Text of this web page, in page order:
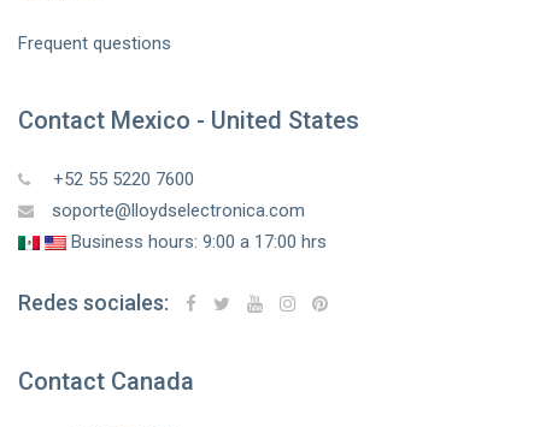
Frequent questions
Contact Mexico - United States
+52 55 5220 7600
soporte@lloydselectronica.com
Business hours: 9:00 a 17:00 hrs
Redes sociales:
Contact Canada